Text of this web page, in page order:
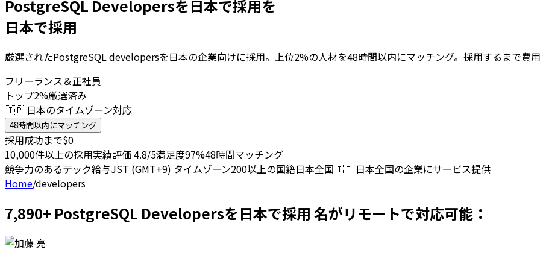
PostgreSQL Developersを日本で採用を
日本で採用
厳選されたPostgreSQL developersを日本の企業向けに採用。上位2%の人材を48時間以内にマッチング。採用するまで費
フリーランス＆正社員
トップ2%厳選済み
🇯🇵 日本のタイムゾーン対応
48時間以内にマッチング
採用成功まで$0
10,000件以上の採用実績評価 4.8/5満足度97%48時間マッチング
競争力のあるテック給与JST (GMT+9) タイムゾーン200以上の国籍日本全国🇯🇵 日本全国の企業にサービス提供
Home/developers
7,890+ PostgreSQL Developersを日本で採用 名がリモートで対応可能：